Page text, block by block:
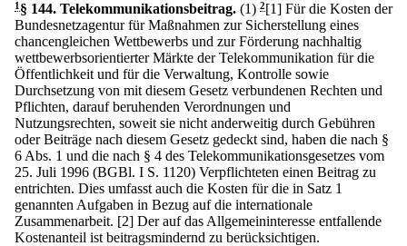
1 § 144. Telekommunikationsbeitrag. (1) 2[1] Für die Kosten der
Bundesnetzagentur für Maßnahmen zur Sicherstellung eines
chancengleichen Wettbewerbs und zur Förderung nachhaltig
wettbewerbsorientierter Märkte der Telekommunikation für die
Öffentlichkeit und für die Verwaltung, Kontrolle sowie
Durchsetzung von mit diesem Gesetz verbundenen Rechten und
Pflichten, darauf beruhenden Verordnungen und
Nutzungsrechten, soweit sie nicht anderweitig durch Gebühren
oder Beiträge nach diesem Gesetz gedeckt sind, haben die nach §
6 Abs. 1 und die nach § 4 des Telekommunikationsgesetzes vom
25. Juli 1996 (BGBl. I S. 1120) Verpflichteten einen Beitrag zu
entrichten. Dies umfasst auch die Kosten für die in Satz 1
genannten Aufgaben in Bezug auf die internationale
Zusammenarbeit. [2] Der auf das Allgemeininteresse entfallende
Kostenanteil ist beitragsmindernd zu berücksichtigen.